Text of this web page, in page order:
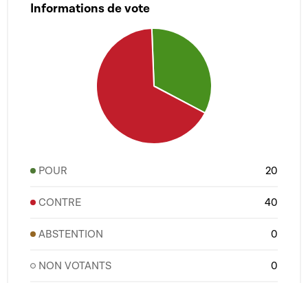
Informations de vote
POUR 20
CONTRE 40
ABSTENTION 0
NON VOTANTS 0